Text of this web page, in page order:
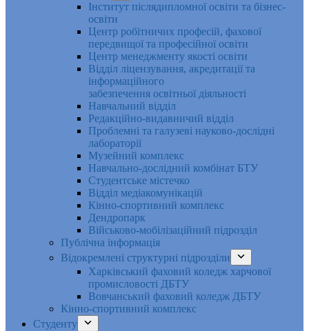
Інститут післядипломної освіти та бізнес-
освіти
Центр робітничих професій, фахової
передвищої та професійної освіти
Центр менеджменту якості освіти
Відділ ліцензування, акредитації та
інформаційного
забезпечення освітньої діяльності
Навчальний відділ
Редакційно-видавничий відділ
Проблемні та галузеві науково-дослідні
лабораторії
Музейний комплекс
Навчально-дослідний комбінат БТУ
Студентське містечко
Відділ медіакомунікацій
Кінно-спортивний комплекс
Дендропарк
Військово-мобілізаційний підрозділ
Публічна інформація
Відокремлені структурні підрозділи
Харківський фаховий коледж харчової
промисловості ДБТУ
Вовчанський фаховий коледж ДБТУ
Кінно-спортивний комплекс
Студенту